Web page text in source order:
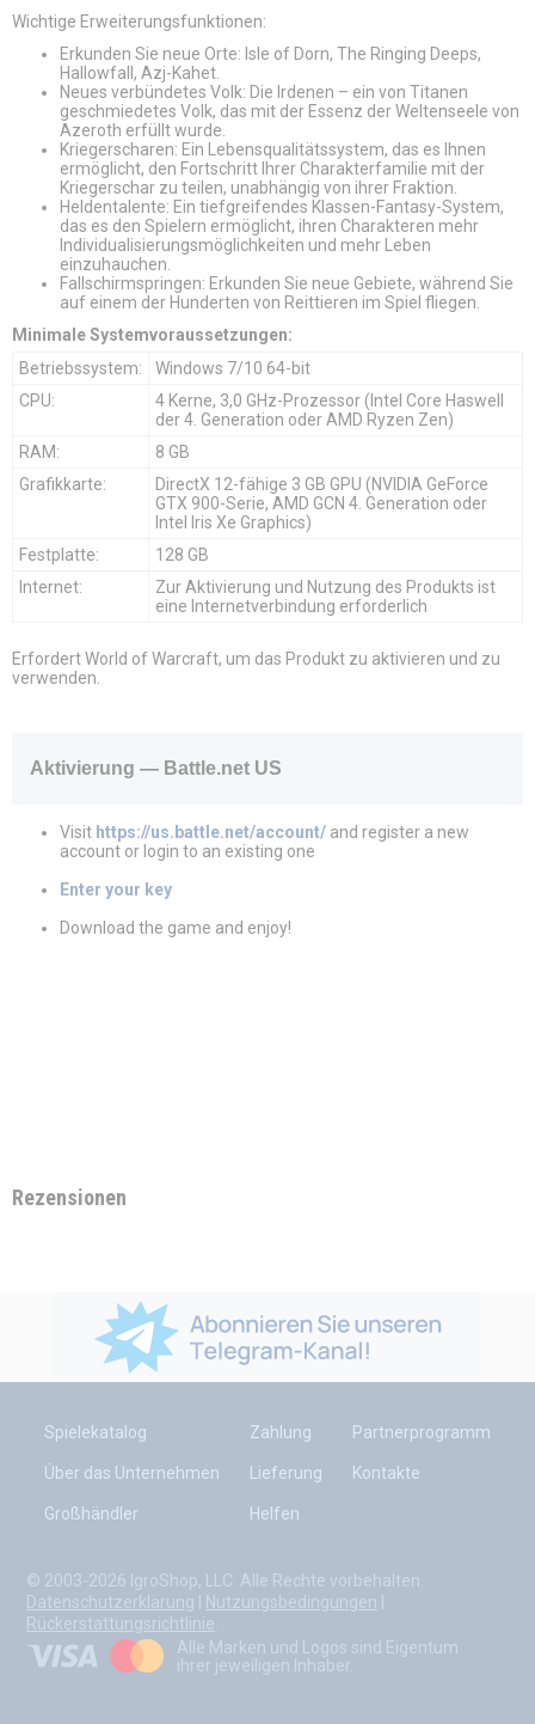
Wichtige Erweiterungsfunktionen:
Erkunden Sie neue Orte: Isle of Dorn, The Ringing Deeps,
Hallowfall, Azj-Kahet.
Neues verbündetes Volk: Die Irdenen – ein von Titanen
geschmiedetes Volk, das mit der Essenz der Weltenseele von
Azeroth erfüllt wurde.
Kriegerscharen: Ein Lebensqualitätssystem, das es Ihnen
ermöglicht, den Fortschritt Ihrer Charakterfamilie mit der
Kriegerschar zu teilen, unabhängig von ihrer Fraktion.
Heldentalente: Ein tiefgreifendes Klassen-Fantasy-System,
das es den Spielern ermöglicht, ihren Charakteren mehr
Individualisierungsmöglichkeiten und mehr Leben
einzuhauchen.
Fallschirmspringen: Erkunden Sie neue Gebiete, während Sie
auf einem der Hunderten von Reittieren im Spiel fliegen.
Minimale Systemvoraussetzungen:
Betriebssystem:
Windows 7/10 64-bit
CPU:
4 Kerne, 3,0 GHz-Prozessor (Intel Core Haswell
der 4. Generation oder AMD Ryzen Zen)
RAM:
8 GB
Grafikkarte:
DirectX 12-fähige 3 GB GPU (NVIDIA GeForce
GTX 900-Serie, AMD GCN 4. Generation oder
Intel Iris Xe Graphics)
Festplatte:
128 GB
Internet:
Zur Aktivierung und Nutzung des Produkts ist
eine Internetverbindung erforderlich
Erfordert World of Warcraft, um das Produkt zu aktivieren und zu
verwenden.
Aktivierung — Battle.net US
Visit https://us.battle.net/account/ and register a new
account or login to an existing one
Enter your key
Download the game and enjoy!
Rezensionen
Spielekatalog
Über das Unternehmen
Großhändler
Zahlung
Lieferung
Helfen
Partnerprogramm
Kontakte
© 2003-2026 IgroShop, LLC. Alle Rechte vorbehalten.
Datenschutzerklärung
Nutzungsbedingungen
Rückerstattungsrichtlinie
Alle Marken und Logos sind Eigentum
ihrer jeweiligen Inhaber.